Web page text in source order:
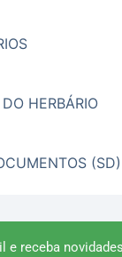
HERBÁRIO
(SD)
e receba